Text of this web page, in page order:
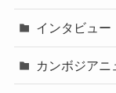
インタビュー
カンボジアニ